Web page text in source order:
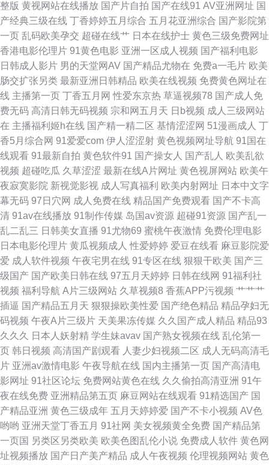
妇 玖玖爽A 亚洲精品11区 99午夜福利导航 国产精品电 老司机深夜在线 91茄
子老司机 福利社老司机91 黄网站观看入口 免费看片操 午夜天堂影院 操逼网
va 黑丝制服91国产 国产韩国精品一 欧美性爱第二页 色图撸撸 伊人一线二线
91字幕中文视频 超碰人人9 后入巨乳国产 欧美老妇BB系列 在线国产二区
www我操欧美 韩国有码一级在线 伦理片大香蕉 日本成人免费电影 五月婷婷
操逼 91tv官网 av网站总导航 日韩色网 日本无码五区 岛国高清在线观看 久久
g热 日韩A片做爱网站 香蕉视频污线观看 97超碰人妻在线 成人海角社区 韩
国青草无码观看 91大赛福利视频 日本极品午夜剧场 91老司机视频 国产97福
利导航 美日韩A片 午夜av电影 91色导网站 亚洲日韩欧美性爱 久久午夜无码
视频 中文1区 成人网欧美 精品福利导航 日本3级片网站 午夜免费在线观看
91黑丝在线观看 肏屄爽片
整版 黄视网站在线播放 国产片自拍 国产在线91 AV亚洲网址 国
产经典三级在线 丁香婷婷五月综合 五月花亚洲综合 国产影院第
一页 乱码欧美孕交 超碰在线艹 日本在线护士 黄色三级免费网址
香港电影伦理片 91黄色电影 亚洲一区成人视频 国产福利电影
日韩成人影片 男的天堂网AV 国产精品尤物在 免费a一毛片 欧美
肠交扩张另类 最新亚洲日韩精品 欧美在线视频 免费黄色网址在
线 主播第一页 丁香五月网 性爱东京热 草逼视频78 国产成人免
费无码 高清日韩无码视频 宗和网五月天 日b视频 成人三级网站
在 主播福利姬h在线 国产精一精二区 基情涩涩网 51漫画成人 丁
香5月综合网 91爱爱com 伊人涩涩射 黄色视频网址导航 91国在
线观看 91最新自拍 黄色软件91 国产操女人 国产乱人 欧美乱欲
视频 超碰吃瓜 久草涩涩 最新在线A片网址 黄色视屏网站 欧美午
夜寂寞影院 新视觉影视 成人写真福利 欧美内射网址 日本中文字
幕无码 97日穴网 成人免费在线 精品国产免费观看 国产不卡高
清 91av在线播放 91制作传媒 岛国av资源 超碰91资源 国产乱一
乱二乱三 日韩美女直播 91尤物69 蜜桃午夜激情 免费伦理电影
日本电影伦理片 黄瓜视频成人 性爱婷婷 爱豆在线看 麻豆影院爱
爱 成人软件视频 午夜宅男在线 91专区在线 狠狠干欧美 国产三
级国产 国产欧美日韩在线 97五月天婷婷 日韩在线网 91福利社
视频 福利导航 A片三级网站 久草视频8 香蕉APP污视频 艹艹艹
插逼 国产精品五月天 狠狠操欧美性爱 国产绝色精品 精品孕妇无
码视频 午夜A片三级片 天美果冻传媒 久久国产成人精品 精品93
久久久
日本人妖射精 学生妹avav 国产熟女视频在线 乱伦第一
页 韩日视频 高清国产剧观看 人妻少妇视频二区 成人无码高清毛
片 亚洲av激情电影 午夜导航在线 国内主播第一页 国产高清电
影网址 91社区论坛 免费网站黄色在线 久久偷拍高清亚洲 91午
夜在线免费 亚洲精品第五页 麻豆网站在线观看 91精选国产 国
产精品亚洲 黄色三级成年 五月天婷婷爱 国产不卡小视频 AV色
哟哟 亚洲天堂丁香五月 91社网 美女视频黄全免费 国产精品第
一页国 另类区另类欧美 欧美色图乱伦小说 免费成人软件 黄色网
址视频播放 国产日产美产精品 成人午夜视频 伦理视频网站 黄色